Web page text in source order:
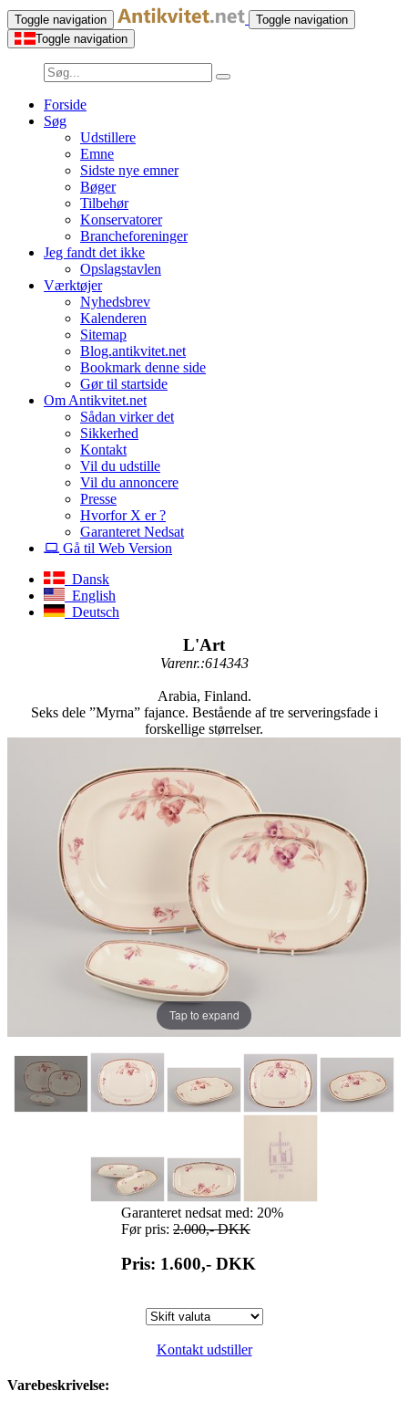
Toggle navigation
Toggle navigation
Toggle navigation
Forside
Søg
Udstillere
Emne
Sidste nye emner
Bøger
Tilbehør
Konservatorer
Brancheforeninger
Jeg fandt det ikke
Opslagstavlen
Værktøjer
Nyhedsbrev
Kalenderen
Sitemap
Blog.antikvitet.net
Bookmark denne side
Gør til startside
Om Antikvitet.net
Sådan virker det
Sikkerhed
Kontakt
Vil du udstille
Vil du annoncere
Presse
Hvorfor X er ?
Garanteret Nedsat
Gå til Web Version
Dansk
English
Deutsch
L'Art
Varenr.:614343
Arabia, Finland.
Seks dele ”Myrna” fajance. Bestående af tre serveringsfade i
forskellige størrelser.
Tap to expand
Garanteret nedsat med: 20%
Før pris: 2.000,-DKK
Pris: 1.600,- DKK
Kontakt udstiller
Varebeskrivelse: